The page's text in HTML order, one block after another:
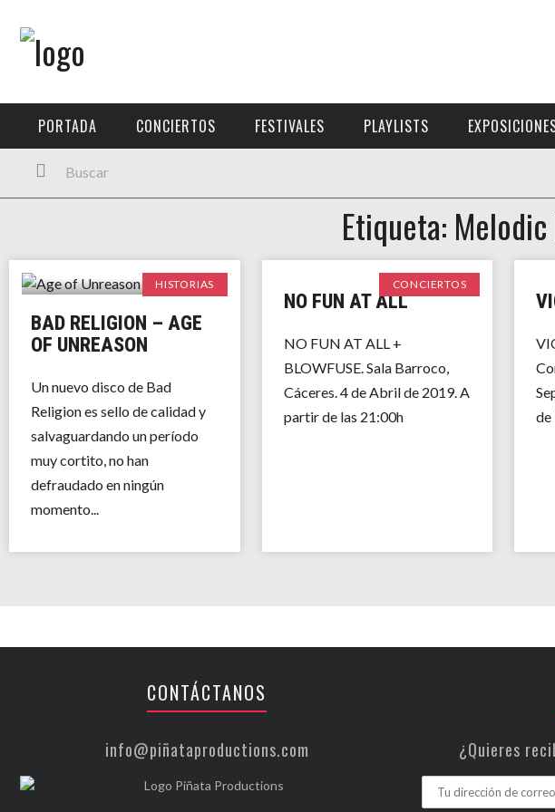
PORTADA
FESTIVALES
EXPOSICIONES
PORTADA CONCIERTOS FESTIVALES PLAYLISTS
Etiqueta:
HISTORIAS
BAD RELIGION – AGE
OF UNREASON
Un nuevo disco de Bad
Religion es sello de calidad y
salvaguardando un período
muy cortito, no han
defraudado en ningún
momento...
CONCIERTOS
NO FUN AT ALL
NO FUN AT ALL +
BLOWFUSE. Sala Barroco,
Cáceres. 4 de Abril de 2019. A
partir de las 21:00h
de
CONTÁCTANOS
info@piñataproductions.com ¿Quieres